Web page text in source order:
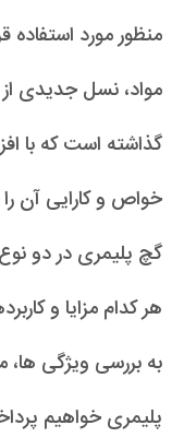
منظور مورد استفاده
مواد، نسل جدیدی از
گذاشته است که با
خواص و کارایی آن
گچ پلیمری در دو
هر کدام مزایا و
به بررسی ویژگی ها،
پلیمری خواهیم